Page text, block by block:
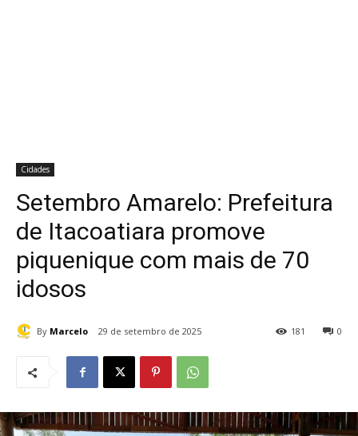
Cidades
Setembro Amarelo: Prefeitura
de Itacoatiara promove
piquenique com mais de 70
idosos
By Marcelo 29 de setembro de 2025 0
181